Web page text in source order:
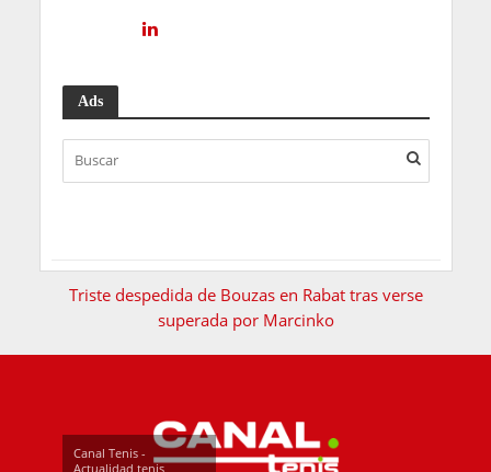
Ads
Triste despedida de Bouzas en Rabat tras verse
superada por Marcinko
Canal Tenis -